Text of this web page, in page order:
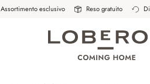
Assortimento esclusivo Reso gratuito